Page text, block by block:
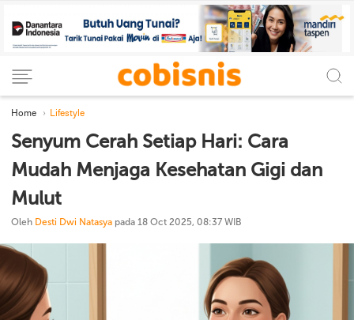
Home Lifestyle
Senyum Cerah Setiap Hari: Cara
Mudah Menjaga Kesehatan Gigi dan
Mulut
Oleh Desti Dwi Natasya pada 18 Oct 2025, 08:37 WIB